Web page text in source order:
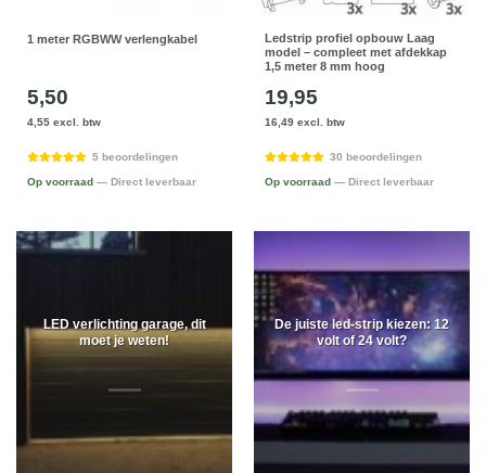
1 meter RGBWW verlengkabel
5,50
4,55 excl. btw
5 beoordelingen
Op voorraad — Direct leverbaar
Ledstrip profiel opbouw Laag
model – compleet met afdekkap
1,5 meter 8 mm hoog
19,95
16,49 excl. btw
30 beoordelingen
Op voorraad — Direct leverbaar
LED verlichting garage, dit
moet je weten!
De juiste led-strip kiezen: 12
volt of 24 volt?